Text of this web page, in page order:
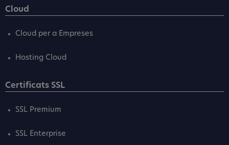
Cloud
Cloud per a Empreses
Hosting Cloud
Certificats SSL
SSL Premium
SSL Enterprise